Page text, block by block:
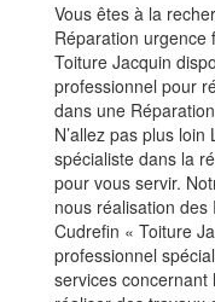
Vous êtes à la
Réparation urgence
Toiture Jacquin
professionnel pour
dans une
N’allez pas plus loin
spécialiste dans la
pour vous servir.
nous réalisation
Cudrefin « Toiture
professionnel
services